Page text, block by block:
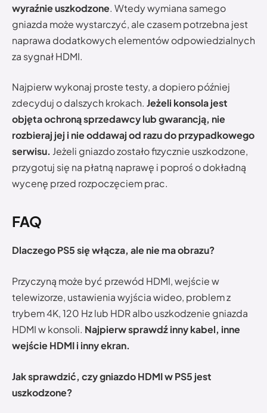
wyraźnie uszkodzone. Wtedy wymiana samego
gniazda może wystarczyć, ale czasem potrzebna jest
naprawa dodatkowych elementów odpowiedzialnych
za sygnał HDMI.
Najpierw wykonaj proste testy, a dopiero później
zdecyduj o dalszych krokach. Jeżeli konsola jest
objęta ochroną sprzedawcy lub gwarancją, nie
rozbieraj jej i nie oddawaj od razu do przypadkowego
serwisu. Jeżeli gniazdo zostało fizycznie uszkodzone,
przygotuj się na płatną naprawę i poproś o dokładną
wycenę przed rozpoczęciem prac.
FAQ
Dlaczego PS5 się włącza, ale nie ma obrazu?
Przyczyną może być przewód HDMI, wejście w
telewizorze, ustawienia wyjścia wideo, problem z
trybem 4K, 120 Hz lub HDR albo uszkodzenie gniazda
HDMI w konsoli. Najpierw sprawdź inny kabel, inne
wejście HDMI i inny ekran.
Jak sprawdzić, czy gniazdo HDMI w PS5 jest
uszkodzone?